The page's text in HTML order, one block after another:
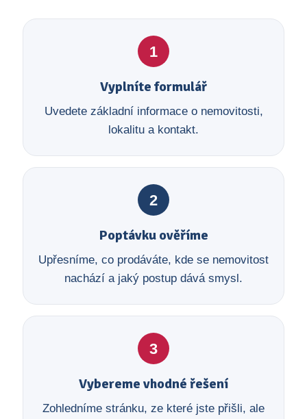
1
Vyplníte formulář
Uvedete základní informace o nemovitosti,
lokalitu a kontakt.
2
Poptávku ověříme
Upřesníme, co prodáváte, kde se nemovitost
nachází a jaký postup dává smysl.
3
Vybereme vhodné řešení
Zohledníme stránku, ze které jste přišli, ale